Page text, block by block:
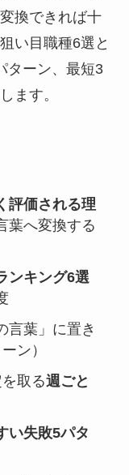
換できれば十
い目職種6選と
ターン、最短3
ます。
評価される理
葉へ変換する
ンキング6選
言葉」に置き
ン）
取る週ごと
い失敗5パタ